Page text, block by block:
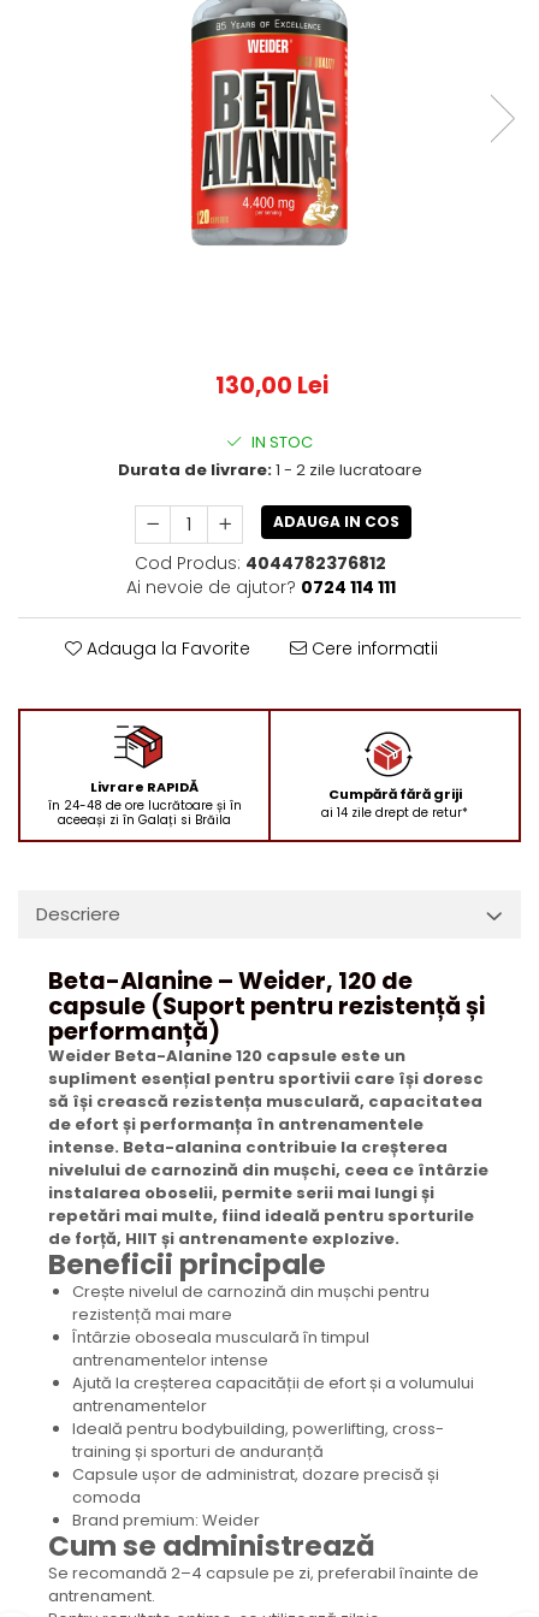
130,00 Lei
IN STOC
Durata de livrare:1 - 2 zile lucratoare
ADAUGA IN COS
Cod Produs: 4044782376812
Ai nevoie de ajutor? 0724 114 111
Adauga la Favorite Cere informatii
Livrare RAPIDĂ
în 24-48 de ore lucrătoare și în
aceeași zi în Galați si Brăila
Cumpără fără griji
ai 14 zile drept de retur*
Descriere
Beta-Alanine – Weider, 120 de
capsule (Suport pentru rezistență și
performanță)
Weider Beta-Alanine 120 capsule este un
supliment esențial pentru sportivii care își doresc
să își crească rezistența musculară, capacitatea
de efort și performanța în antrenamentele
intense. Beta-alanina contribuie la creșterea
nivelului de carnozină din mușchi, ceea ce întârzie
instalarea oboselii, permite serii mai lungi și
repetări mai multe, fiind ideală pentru sporturile
de forță, HIIT și antrenamente explozive.
Beneficii principale
Crește nivelul de carnozină din mușchi pentru
rezistență mai mare
Întârzie oboseala musculară în timpul
antrenamentelor intense
Ajută la creșterea capacității de efort și a volumului
antrenamentelor
Ideală pentru bodybuilding, powerlifting, cross-
training și sporturi de anduranță
Capsule ușor de administrat, dozare precisă și
comoda
Brand premium: Weider
Cum se administrează
Se recomandă 2–4 capsule pe zi, preferabil înainte de
antrenament.